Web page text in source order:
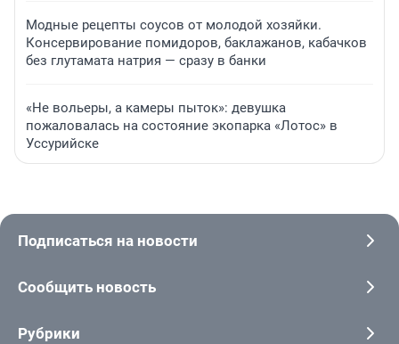
Модные рецепты соусов от молодой хозяйки.
Консервирование помидоров, баклажанов, кабачков
без глутамата натрия — сразу в банки
«Не вольеры, а камеры пыток»: девушка
пожаловалась на состояние экопарка «Лотос» в
Уссурийске
Подписаться на новости
Сообщить новость
Рубрики